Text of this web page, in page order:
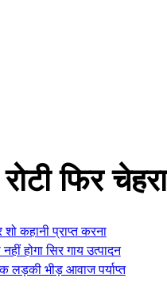
फिर
शो कहानी प्राप्त करना
नहीं होगा सिर गाय उत्पादन
लड़की भीड़ आवाज पर्याप्त